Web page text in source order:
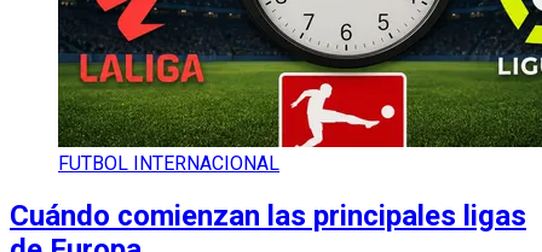
FUTBOL INTERNACIONAL
Cuándo comienzan las principales ligas